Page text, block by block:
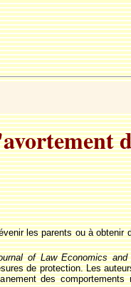
les parents ou à
of Law Economics and
de protection. Les
des